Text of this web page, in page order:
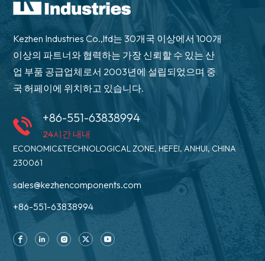
Kezhen Industries Co.,ltd는 30개국 이상에서 100개
이상의 파트너와 협력하는 가장 신뢰할 수 있는 산
업 부품 공급업체로서 2003년에 설립되었으며 중
국 허페이에 위치하고 있습니다.
+86-551-63838994
24시간 내내
ECONOMIC&TECHNOLOGICAL ZONE, HEFEI, ANHUI, CHINA
230061
sales@kezhencomponents.com
+86-551-63838994